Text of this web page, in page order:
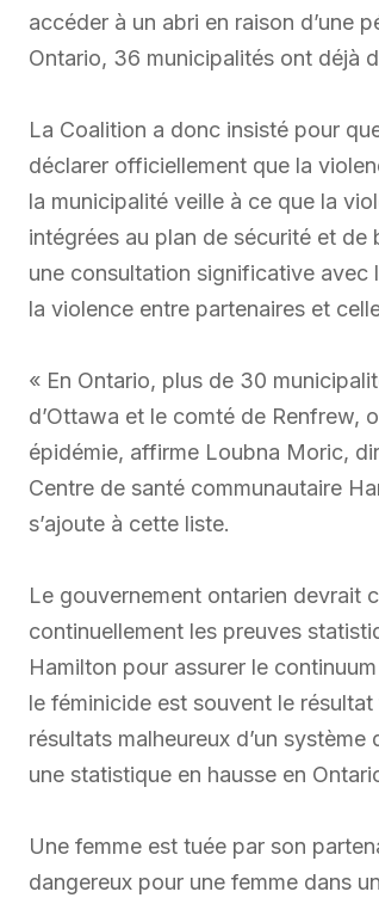
accéder à un abri en raison d’une
Ontario, 36 municipalités ont déjà
La Coalition a donc insisté pour
déclarer officiellement que la
la municipalité veille à ce que la
intégrées au plan de sécurité et de
une consultation significative avec
la violence entre partenaires et
« En Ontario, plus de 30
d’Ottawa et le comté de Renfrew,
épidémie, affirme Loubna Moric,
Centre de santé communautaire
s’ajoute à cette liste.
Le gouvernement ontarien devrait
continuellement les preuves
Hamilton pour assurer le
le féminicide est souvent le
résultats malheureux d’un
une statistique en hausse en
Une femme est tuée par son
dangereux pour une femme dans